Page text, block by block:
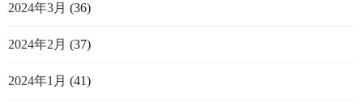
2024年3月 (36)
2024年2月 (37)
2024年1月 (41)